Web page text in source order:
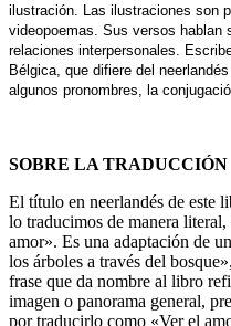
ilustración. Las ilustraciones son
videopoemas. Sus versos hablan
relaciones interpersonales.
Bélgica, que difiere del
algunos pronombres, la
SOBRE LA TRADUCCIÓN
El título en neerlandés de este
lo traducimos de manera
amor». Es una adaptación de
los árboles a través del
frase que da nombre al libro
imagen o panorama general,
por traducirlo como «Ver el